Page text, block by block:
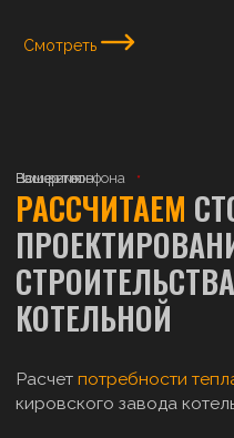
Смотреть
РАССЧИТАЕМ
КОТЕЛЬНОЙ
Расчет потребности
кировского завода
Ваше имя
Номер телефона
Ваш регион